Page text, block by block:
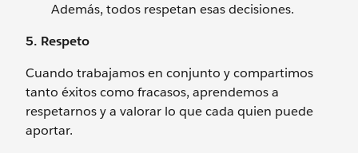
Además, todos respetan esas decisiones.
5. Respeto
Cuando trabajamos en conjunto y compartimos
tanto éxitos como fracasos, aprendemos a
respetarnos y a valorar lo que cada quien puede
aportar.